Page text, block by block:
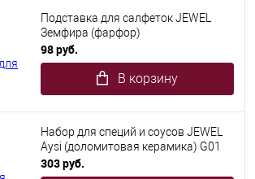
Подставка для салфеток JEWEL
Земфира (фарфор)
98 руб.
В корзину
Набор для специй и соусов JEWEL
Aysi (доломитовая керамика) G01
303 руб.